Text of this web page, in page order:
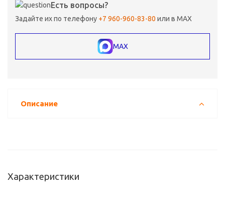
Есть вопросы?
Задайте их по телефону +7 960-960-83-80 или в MAX
MAX
Описание
Характеристики